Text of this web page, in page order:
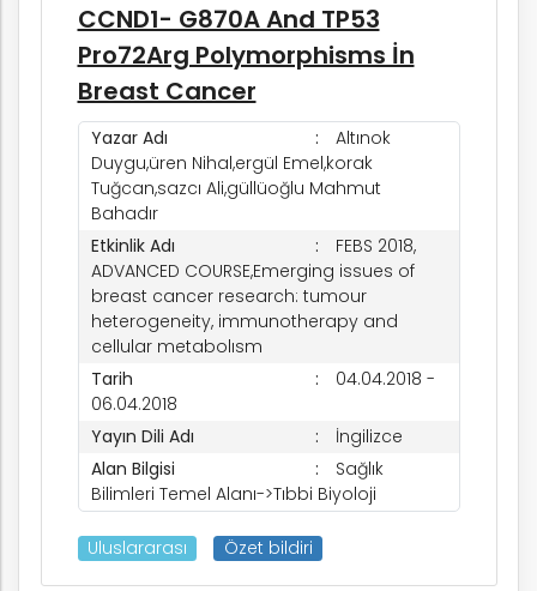
CCND1- G870A And TP53
Pro72Arg Polymorphisms İn
Breast Cancer
Yazar Adı
Altınok
Duygu,üren Nihal,ergül Emel,korak
Tuğcan,sazcı Ali,güllüoğlu Mahmut
Bahadır
Etkinlik Adı
FEBS 2018,
ADVANCED COURSE,Emerging issues of
breast cancer research: tumour
heterogeneity, immunotherapy and
cellular metabolısm
Tarih
04.04.2018 -
06.04.2018
Yayın Dili Adı
İngilizce
Alan Bilgisi
Sağlık
Bilimleri Temel Alanı->Tıbbi Biyoloji
Uluslararası Özet bildiri